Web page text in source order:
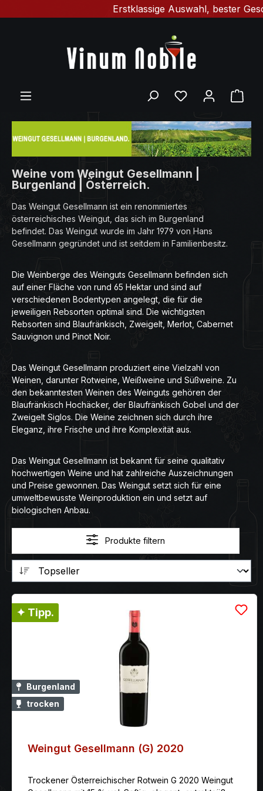
Erstklassige Auswahl, bester
Du hast 0
Weine vom Weingut Gesellmann |
Burgenland | Österreich.
Das Weingut Gesellmann ist ein renommiertes
österreichisches Weingut, das sich im Burgenland
befindet. Das Weingut wurde im Jahr 1979 von Hans
Gesellmann gegründet und ist seitdem in Familienbesitz.
Die Weinberge des Weinguts Gesellmann befinden sich
auf einer Fläche von rund 65 Hektar und sind auf
verschiedenen Bodentypen angelegt, die für die
jeweiligen Rebsorten optimal sind. Die wichtigsten
Rebsorten sind Blaufränkisch, Zweigelt, Merlot, Cabernet
Sauvignon und Pinot Noir.
Das Weingut Gesellmann produziert eine Vielzahl von
Weinen, darunter Rotweine, Weißweine und Süßweine. Zu
den bekanntesten Weinen des Weinguts gehören der
Blaufränkisch Hochäcker, der Blaufränkisch Gobel und der
Zweigelt Siglos. Die Weine zeichnen sich durch ihre
Eleganz, ihre Frische und ihre Komplexität aus.
Das Weingut Gesellmann ist bekannt für seine qualitativ
hochwertigen Weine und hat zahlreiche Auszeichnungen
und Preise gewonnen. Das Weingut setzt sich für eine
umweltbewusste Weinproduktion ein und setzt auf
biologischen Anbau.
Produkte filtern
✦ Tipp.
Burgenland
trocken
Weingut Gesellmann (G) 2020
Trockener Österreichischer Rotwein G 2020 Weingut